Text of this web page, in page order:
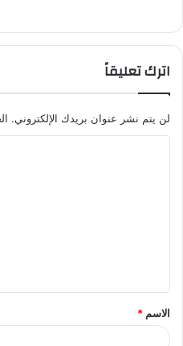
اترك تعليقاً
لن يتم نشر عنوان بريدك الإلكتروني.
ق
*
الاسم *